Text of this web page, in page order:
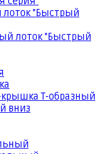
"Быстрый
лоток "Быстрый
Т-образный
вниз